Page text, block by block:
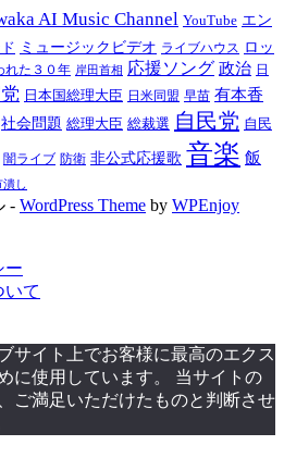
AI Music Channel YouTube エン
ミュージックビデオ ライブハウス ロッ
れた３０年 岸田首相 応援ソング 政治 日
日本国総理大臣 日米同盟 早苗 有本香
社会問題 総理大臣 総裁選 自民党 自民
闇ライブ 防衛 非公式応援歌 音楽 飯
潰し
- WordPress Theme by WPEnjoy
ー
いて
サイト上でお客様に最高のエクス
に使用しています。 当サイトの
ご満足いただけたものと判断させ